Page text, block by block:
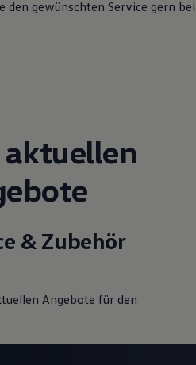
und Elektronik
Karten und Radio
Kundenbetreuung
R
den gewünschten Service gern bei
aktuellen
& Zubehör
Angebote für den